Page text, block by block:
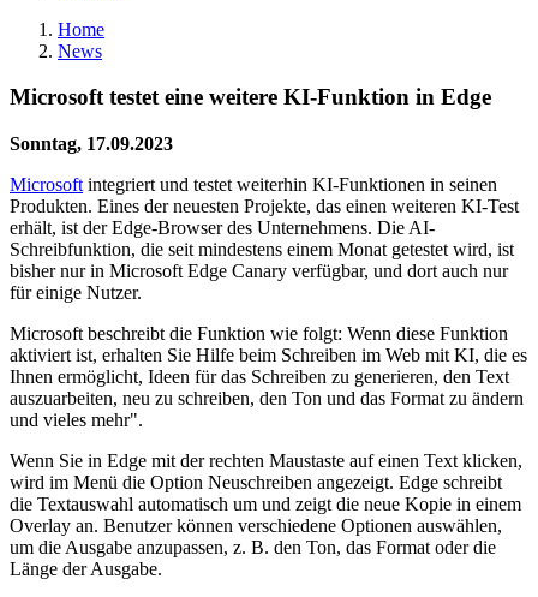
Home
News
Microsoft testet eine weitere KI-Funktion in Edge
Sonntag, 17.09.2023
Microsoft integriert und testet weiterhin KI-Funktionen in seinen
Produkten. Eines der neuesten Projekte, das einen weiteren KI-Test
erhält, ist der Edge-Browser des Unternehmens. Die AI-
Schreibfunktion, die seit mindestens einem Monat getestet wird, ist
bisher nur in Microsoft Edge Canary verfügbar, und dort auch nur
für einige Nutzer.
Microsoft beschreibt die Funktion wie folgt: Wenn diese Funktion
aktiviert ist, erhalten Sie Hilfe beim Schreiben im Web mit KI, die es
Ihnen ermöglicht, Ideen für das Schreiben zu generieren, den Text
auszuarbeiten, neu zu schreiben, den Ton und das Format zu ändern
und vieles mehr".
Wenn Sie in Edge mit der rechten Maustaste auf einen Text klicken,
wird im Menü die Option Neuschreiben angezeigt. Edge schreibt
die Textauswahl automatisch um und zeigt die neue Kopie in einem
Overlay an. Benutzer können verschiedene Optionen auswählen,
um die Ausgabe anzupassen, z. B. den Ton, das Format oder die
Länge der Ausgabe.